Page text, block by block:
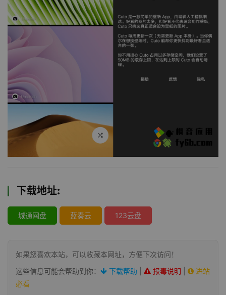
下载地址:
城通网盘 蓝奏云 123云盘
如果您喜欢本站，可以收藏本网址，方便下次访问！
这些信息可能会帮助到你：
下载帮助 报毒说明
进站
必看